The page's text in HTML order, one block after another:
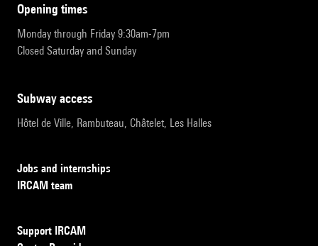
opening times
Monday through Friday 9:30am-7pm
Closed Saturday and Sunday
subway access
Hôtel de Ville, Rambuteau, Châtelet, Les Halles
Jobs and internships
IRCAM team
Support IRCAM